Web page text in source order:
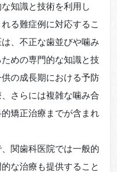
知識と技術を利用し
る難症例に対応するこ
、不正な歯並びや噛み
めの専門的な知識と技
の成長期における予防
さらには複雑な噛み合
矯正治療までが含まれ
関歯科医院では一般的
な治療も提供すること